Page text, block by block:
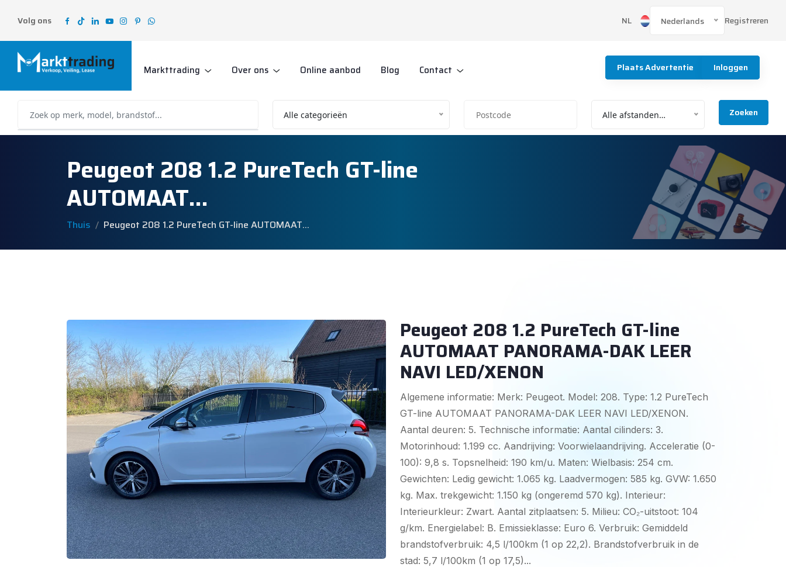
Volg ons NL Nederlands Registreren
Markttrading Over ons Online aanbod Blog Contact Plaats Advertentie Inloggen
Alle categorieën Alle afstanden… Zoeken
Peugeot 208 1.2 PureTech GT-line
AUTOMAAT…
Thuis Peugeot 208 1.2 PureTech GT-line AUTOMAAT…
Peugeot 208 1.2 PureTech GT-line
AUTOMAAT PANORAMA-DAK LEER
NAVI LED/XENON
Algemene informatie: Merk: Peugeot. Model: 208. Type: 1.2 PureTech
GT-line AUTOMAAT PANORAMA-DAK LEER NAVI LED/XENON.
Aantal deuren: 5. Technische informatie: Aantal cilinders: 3.
Motorinhoud: 1.199 cc. Aandrijving: Voorwielaandrijving. Acceleratie (0-
100): 9,8 s. Topsnelheid: 190 km/u. Maten: Wielbasis: 254 cm.
Gewichten: Ledig gewicht: 1.065 kg. Laadvermogen: 585 kg. GVW: 1.650
kg. Max. trekgewicht: 1.150 kg (ongeremd 570 kg). Interieur:
Interieurkleur: Zwart. Aantal zitplaatsen: 5. Milieu: CO₂-uitstoot: 104
g/km. Energielabel: B. Emissieklasse: Euro 6. Verbruik: Gemiddeld
brandstofverbruik: 4,5 l/100km (1 op 22,2). Brandstofverbruik in de
stad: 5,7 l/100km (1 op 17,5)...